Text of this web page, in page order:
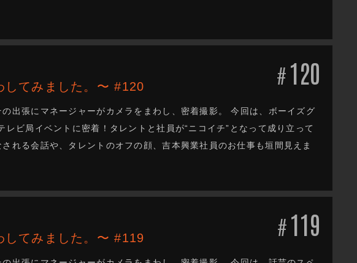
#120
してみました。〜 #120
出張にマネージャーがカメラをまわし、密着撮影。 今回は、ボーイズグ
ビ局イベントに密着！タレントと社員が“ニコイチ”となって成り立って
れる会話や、タレントのオフの顔、吉本興業社員のお仕事も垣間見えま
#119
してみました。〜 #119